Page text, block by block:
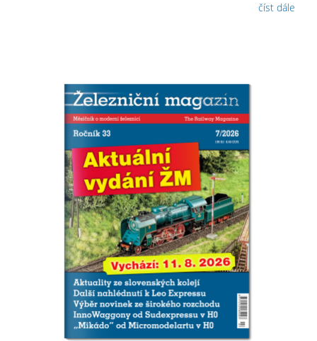
číst dále